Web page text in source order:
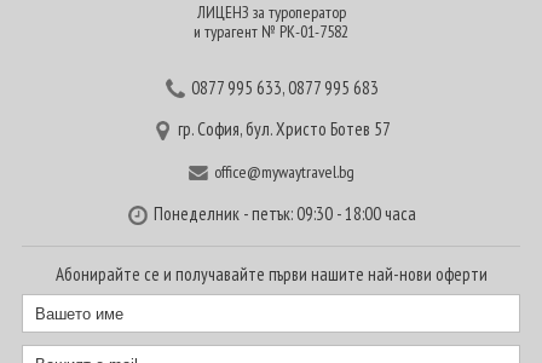
ЛИЦЕНЗ за туроператор
и турагент № РК-01-7582
0877 995 633,0877 995 683
гр. София, бул. Христо Ботев 57
office@mywaytravel.bg
Понеделник - петък: 09:30 - 18:00 часа
Абонирайте се и получавайте първи нашите най-нови оферти